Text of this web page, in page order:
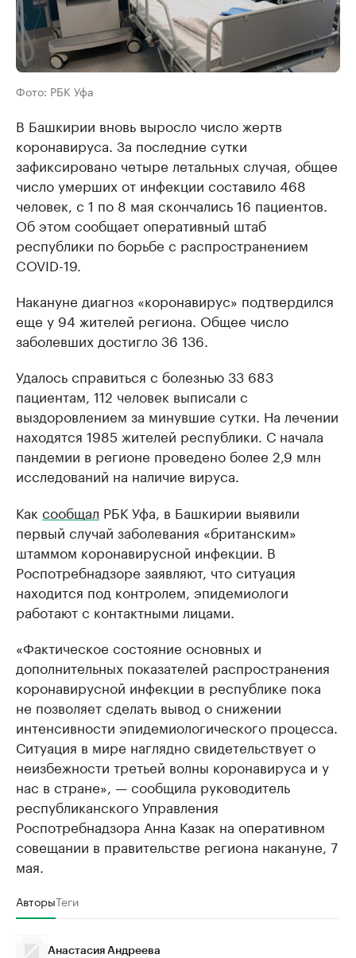
Фото: РБК Уфа
В Башкирии вновь выросло число жертв
коронавируса. За последние сутки
зафиксировано четыре летальных случая, общее
число умерших от инфекции составило 468
человек, с 1 по 8 мая скончались 16 пациентов.
Об этом сообщает оперативный штаб
республики по борьбе с распространением
COVID-19.
Накануне диагноз «коронавирус» подтвердился
еще у 94 жителей региона. Общее число
заболевших достигло 36 136.
Удалось справиться с болезнью 33 683
пациентам, 112 человек выписали с
выздоровлением за минувшие сутки. На лечении
находятся 1985 жителей республики. С начала
пандемии в регионе проведено более 2,9 млн
исследований на наличие вируса.
Как сообщал РБК Уфа, в Башкирии выявили
первый случай заболевания «британским»
штаммом коронавирусной инфекции. В
Роспотребнадзоре заявляют, что ситуация
находится под контролем, эпидемиологи
работают с контактными лицами.
«Фактическое состояние основных и
дополнительных показателей распространения
коронавирусной инфекции в республике пока
не позволяет сделать вывод о снижении
интенсивности эпидемиологического процесса.
Ситуация в мире наглядно свидетельствует о
неизбежности третьей волны коронавируса и у
нас в стране», — сообщила руководитель
республиканского Управления
Роспотребнадзора Анна Казак на оперативном
совещании в правительстве региона накануне, 7
мая.
АвторыТеги
Анастасия Андреева